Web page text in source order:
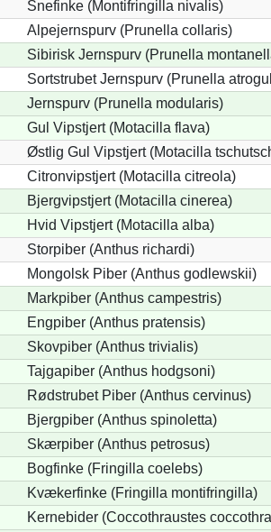
Snefinke (Montifringilla nivalis)
Alpejernspurv (Prunella collaris)
Sibirisk Jernspurv (Prunella
Sortstrubet Jernspurv (Prunella
Jernspurv (Prunella modularis)
Gul Vipstjert (Motacilla flava)
Østlig Gul Vipstjert (Motacilla
Citronvipstjert (Motacilla citreola)
Bjergvipstjert (Motacilla cinerea)
Hvid Vipstjert (Motacilla alba)
Storpiber (Anthus richardi)
Mongolsk Piber (Anthus godlewskii)
Markpiber (Anthus campestris)
Engpiber (Anthus pratensis)
Skovpiber (Anthus trivialis)
Tajgapiber (Anthus hodgsoni)
Rødstrubet Piber (Anthus cervinus)
Bjergpiber (Anthus spinoletta)
Skærpiber (Anthus petrosus)
Bogfinke (Fringilla coelebs)
Kvækerfinke (Fringilla montifringilla)
Kernebider (Coccothraustes